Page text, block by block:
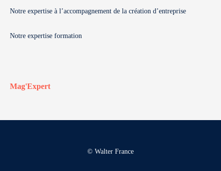
Notre expertise à l’accompagnement de la création d’entreprise
Notre expertise formation
Mag'Expert
© Walter France